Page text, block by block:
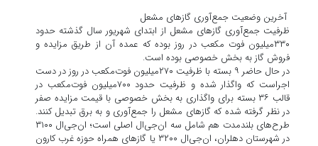
آخرین وضعیت جمع‌آوری گاز‌های مشعل
ظرفیت جمع‌آوری گاز‌های مشعل از ابتدای شهریور سال گذشته حدود
۳۳۰میلیون فوت مکعب در روز بوده که عمده آن از طریق مزایده و
فروش گاز به بخش خصوصی بوده است.
در حال حاضر ۹ بسته با ظرفیت ۲۷۰‌میلیون فوت‌مکعب در روز در دست
اجراست که واگذار شده و ظرفیت حدود ۷۰۰‌میلیون فوت‌مکعب در
قالب ۳۶ بسته برای واگذاری به بخش خصوصی با قیمت مزایده صفر
در نظر گرفته شده که گاز‌های مشعل را جمع‌آوری و به برق تبدیل کنند.
طرح‌های بلندمدت هم شامل سه ان‌جی‌ال اصلی است؛ ان‌جی‌ال ۳۱۰۰
در شهرستان دهلران، ان‌جی‌ال ۳۲۰۰ یا گاز‌های همراه حوزه غرب کارون